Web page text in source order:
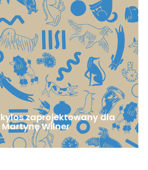
zaprojektowany dla
Martynę Wilner